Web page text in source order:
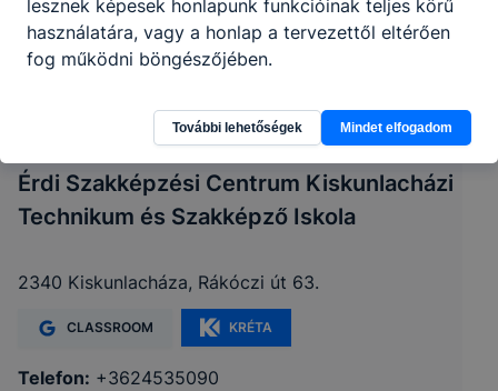
Érdi Szakképzési Centrum Kiskunlacházi
Technikum és Szakképző Iskola
2340 Kiskunlacháza, Rákóczi út 63.
CLASSROOM KRÉTA
Telefon: +3624535090
lesznek képesek honlapunk funkcióinak teljes körű
használatára, vagy a honlap a tervezettől eltérően
fog működni böngészőjében.
További lehetőségek Mindet elfogadom